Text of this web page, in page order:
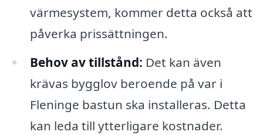
värmesystem, kommer detta också att
påverka prissättningen.
Behov av tillstånd: Det kan även
krävas bygglov beroende på var i
Fleninge bastun ska installeras. Detta
kan leda till ytterligare kostnader.